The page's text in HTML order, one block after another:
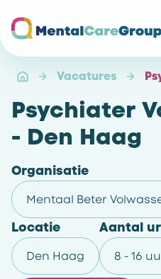
Vacatures
Psychiater
- Den Haag
Organisatie
Mentaal Beter
Locatie
Den Haag
Aantal
8 - 16